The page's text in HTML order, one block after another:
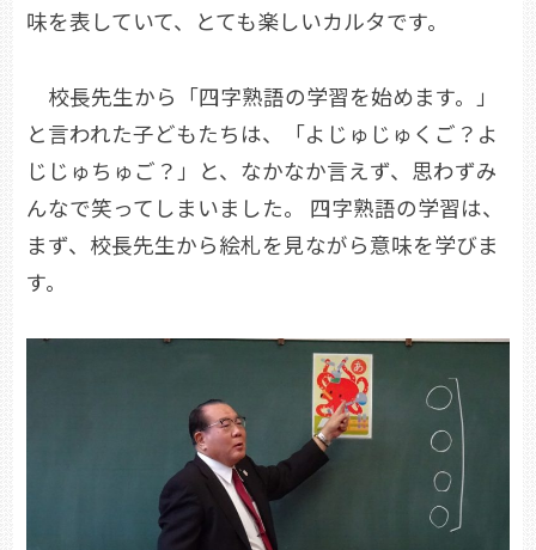
味を表していて、とても楽しいカルタです。
校長先生から「四字熟語の学習を始めます。」
と言われた子どもたちは、「よじゅじゅくご？よ
じじゅちゅご？」と、なかなか言えず、思わずみ
んなで笑ってしまいました。 四字熟語の学習は、
まず、校長先生から絵札を見ながら意味を学びま
す。